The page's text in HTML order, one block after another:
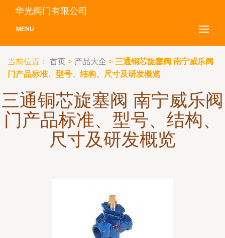
华光阀门有限公司
MENU
当前位置： 首页 > 产品大全 > 三通铜芯旋塞阀 南宁威乐阀
门产品标准、型号、结构、尺寸及研发概览
三通铜芯旋塞阀 南宁威乐阀
门产品标准、型号、结构、
尺寸及研发概览